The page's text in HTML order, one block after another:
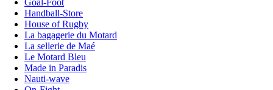
Goal-Foot
Handball-Store
House of Rugby
La bagagerie du Motard
La sellerie de Maé
Le Motard Bleu
Made in Paradis
Nauti-wave